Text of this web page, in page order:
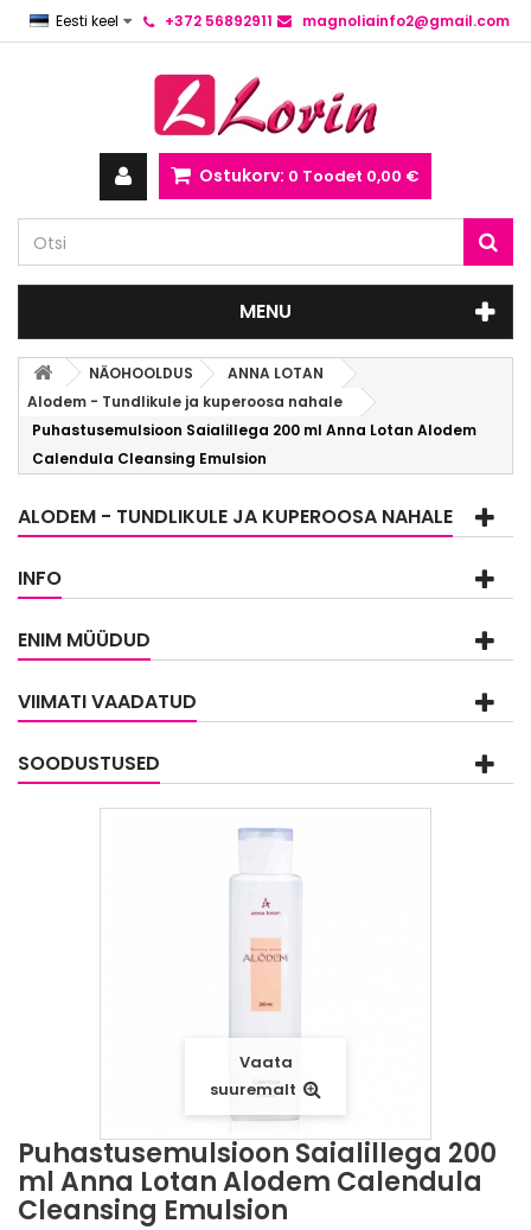
Eesti keel +372 56892911 magnoliainfo2@gmail.com
Ostukorv: 0 Toodet 0,00 €
MENU
NÄOHOOLDUS
ANNA LOTAN
Alodem - Tundlikule ja kuperoosa nahale
Puhastusemulsioon Saialillega 200 ml Anna Lotan Alodem
Calendula Cleansing Emulsion
ALODEM - TUNDLIKULE JA KUPEROOSA NAHALE
INFO
ENIM MÜÜDUD
VIIMATI VAADATUD
SOODUSTUSED
Vaata
suuremalt
Puhastusemulsioon Saialillega 200
ml Anna Lotan Alodem Calendula
Cleansing Emulsion